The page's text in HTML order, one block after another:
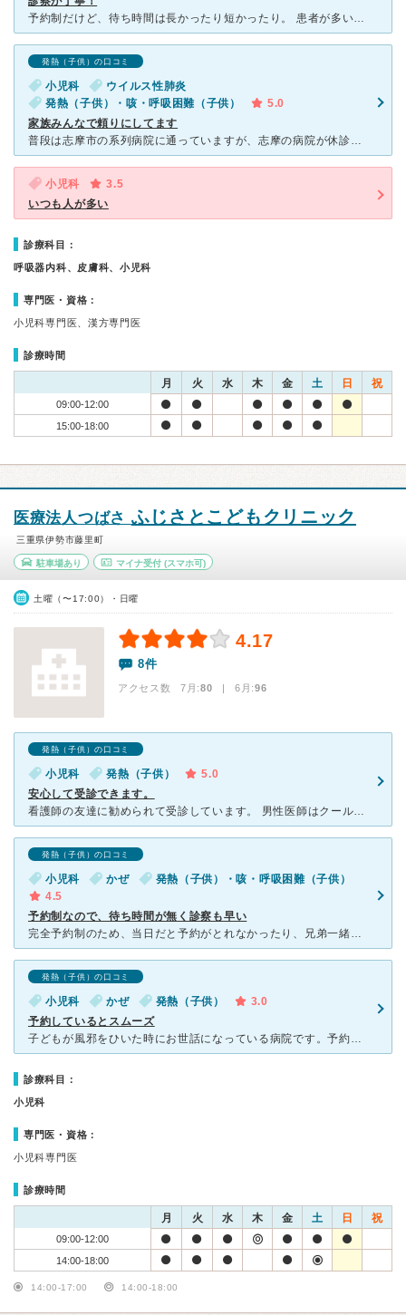
予約制だけど、待ち時間は長かったり短かったり。 患者が多いから、それは仕方ないと思う。 診察は丁寧だし、気になることは詳しく検査してくれる。 土日も診察してくれているから本当に助かる。
発熱（子供）の口コミ
小児科
ウイルス性肺炎
発熱（子供）・咳・呼吸困難（子供）
5.0
家族みんなで頼りにしてます
普段は志摩市の系列病院に通っていますが、志摩の病院が休診の土日にこちらでお世話になっています。 土曜日は一日、日曜日は午前中のみ診察していただけるので、とても助かります。 先生はとーっても優しく、
小児科
3.5
いつも人が多い
診療科目：
呼吸器内科、皮膚科、小児科
専門医・資格：
小児科専門医、漢方専門医
診療時間
月 火 水 木 金 土 日 祝
09:00-12:00
15:00-18:00
医療法人つばさ ふじさとこどもクリニック
三重県伊勢市藤里町
駐車場あり マイナ受付(スマホ可)
土曜（〜17:00）・日曜
4.17
8件
アクセス数 7月:80 | 6月:96
発熱（子供）の口コミ
小児科 発熱（子供）
5.0
安心して受診できます。
看護師の友達に勧められて受診しています。 男性医師はクールですが、いつも診察に納得できるし、必要な薬しか処方しないので安心できます。女性の先生はとても優しく診察してくれます。 薬も会計時に院内でも
発熱（子供）の口コミ
小児科 かぜ
発熱（子供）・咳・呼吸困難（子供）
4.5
予約制なので、待ち時間が無く診察も早い
完全予約制のため、当日だと予約がとれなかったり、兄弟一緒に診察してほしいが1人分しか予約とれない事があるが、予約できたら待ち時間がとっても短く、ささっとみてもらえるし、院内処方のためわざわざ薬局にお薬
発熱（子供）の口コミ
小児科 かぜ 発熱（子供）
3.0
予約しているとスムーズ
子どもが風邪をひいた時にお世話になっている病院です。予約していると、診察から薬をもらうまで３０分程度で終わるので体調の悪い子どもを連れている時はとても便利です。しかし、当日予約が取れない場合もありその
診療科目：
小児科
専門医・資格：
小児科専門医
診療時間
月 火 水 木 金 土 日 祝
09:00-12:00
14:00-18:00
14:00-17:00 14:00-18:00